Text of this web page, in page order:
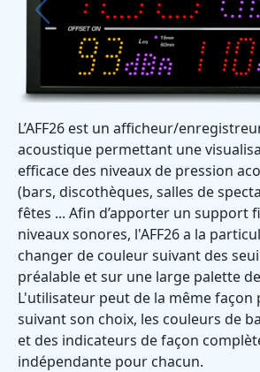
Previous
L’AFF26 est un afficheur/
acoustique permettant une
efficace des niveaux de pression
(bars, discothèques, salles de
fêtes ... Afin d’apporter un support
niveaux sonores, l'AFF26 a la
changer de couleur suivant des
préalable et sur une large palette
L'utilisateur peut de la même façon
suivant son choix, les couleurs de
et des indicateurs de façon
indépendante pour chacun.